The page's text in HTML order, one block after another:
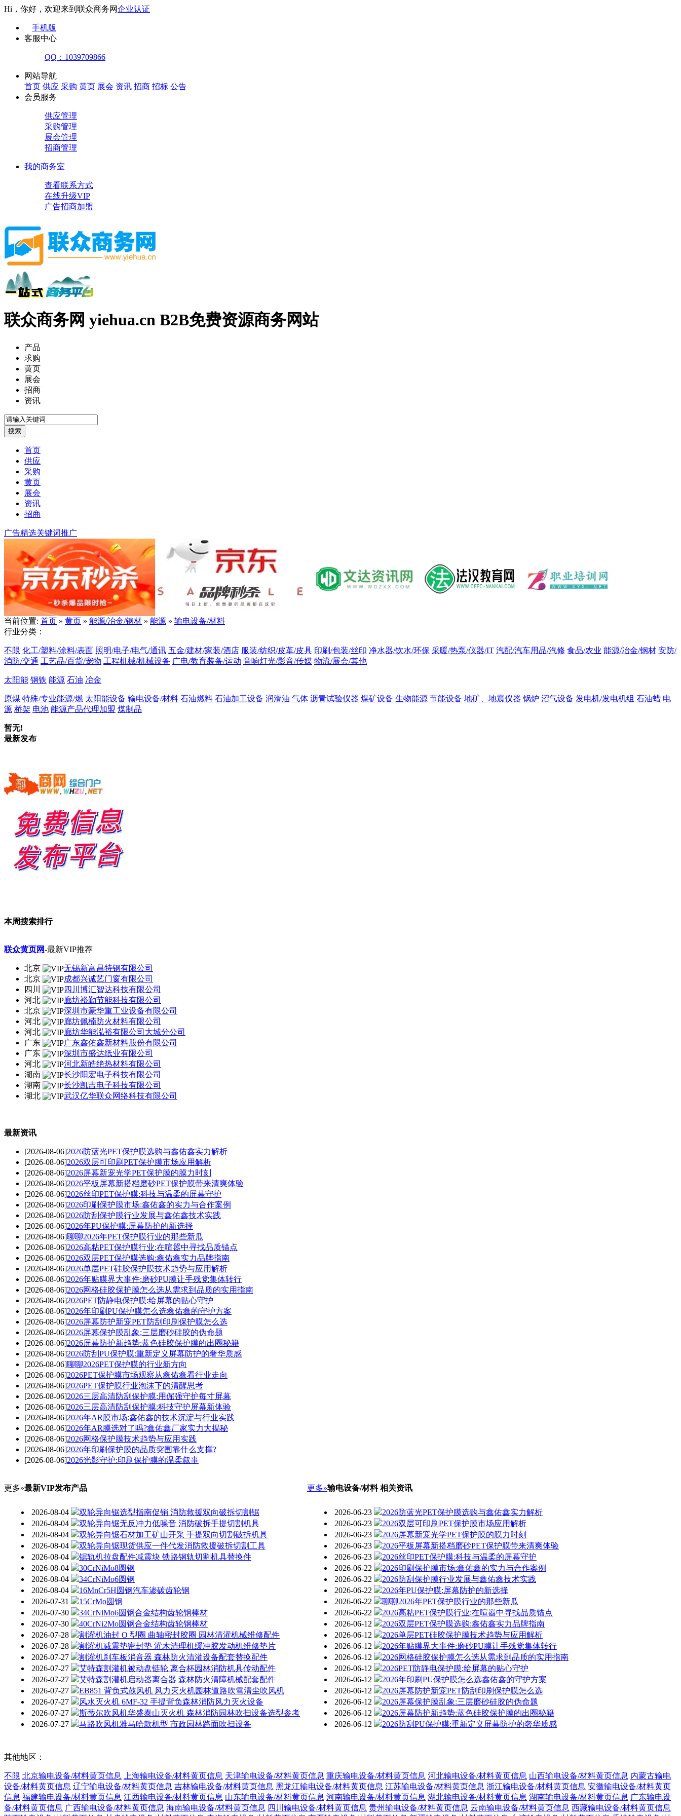
Hi，你好，欢迎来到联众商务网企业认证
手机版
客服中心
QQ：1039709866
网站导航
首页 供应 采购 黄页 展会 资讯 招商 招标 公告
会员服务
供应管理
采购管理
展会管理
招商管理
我的商务室
查看联系方式
在线升级VIP
广告招商加盟
联众商务网 yiehua.cn B2B免费资源商务网站
产品
求购
黄页
展会
招商
资讯
首页
供应
采购
黄页
展会
资讯
招商
广告精选关键词推广
当前位置: 首页 » 黄页 » 能源/冶金/钢材 » 能源 » 输电设备/材料
行业分类：
不限 化工/塑料/涂料/表面 照明/电子/电气/通讯 五金/建材/家装/酒店 服装/纺织/皮革/皮具 印刷/包装/丝印 净水器/饮水/环保 采暖/热泵/仪器/IT 汽配/汽车用品/汽修 食品/农业 能源/冶金/钢材 安防/
消防/交通 工艺品/百货/宠物 工程机械/机械设备 广电/教育装备/运动 音响灯光/影音/传媒 物流/展会/其他
太阳能 钢铁 能源 石油 冶金
原煤 特殊/专业能源/燃 太阳能设备 输电设备/材料 石油燃料 石油加工设备 润滑油 气体 沥青试验仪器 煤矿设备 生物能源 节能设备 地矿、地震仪器 锅炉 沼气设备 发电机/发电机组 石油蜡 电
源 桥架 电池 能源产品代理加盟 煤制品
暂无!
最新发布
本周搜索排行
联众黄页网-最新VIP推荐
北京
无锡新富昌特钢有限公司
北京
成都兴诚艺门窗有限公司
四川
四川博汇智达科技有限公司
河北
廊坊裕勤节能科技有限公司
北京
深圳市豪华重工业设备有限公司
河北
廊坊佩楠防火材料有限公司
河北
廊坊华能泓裕有限公司大城分公司
广东
广东鑫佑鑫新材料股份有限公司
广东
深圳市盛达纸业有限公司
河北
河北新皓绝热材料有限公司
湖南
长沙阳宏电子科技有限公司
湖南
长沙凯吉电子科技有限公司
湖北
武汉亿华联众网络科技有限公司
最新资讯
[2026-08-06]2026防蓝光PET保护膜选购与鑫佑鑫实力解析
[2026-08-06]2026双层可印刷PET保护膜市场应用解析
[2026-08-06]2026屏幕新宠光学PET保护膜的膜力时刻
[2026-08-06]2026平板屏幕新搭档磨砂PET保护膜带来清爽体验
[2026-08-06]2026丝印PET保护膜:科技与温柔的屏幕守护
[2026-08-06]2026印刷保护膜市场:鑫佑鑫的实力与合作案例
[2026-08-06]2026防刮保护膜行业发展与鑫佑鑫技术实践
[2026-08-06]2026年PU保护膜:屏幕防护的新选择
[2026-08-06]聊聊2026年PET保护膜行业的那些新瓜
[2026-08-06]2026高粘PET保护膜行业:在喧嚣中寻找品质锚点
[2026-08-06]2026双层PET保护膜选购:鑫佑鑫实力品牌指南
[2026-08-06]2026单层PET硅胶保护膜技术趋势与应用解析
[2026-08-06]2026年贴膜界大事件:磨砂PU膜让手残党集体转行
[2026-08-06]2026网格硅胶保护膜怎么选从需求到品质的实用指南
[2026-08-06]2026PET防静电保护膜:给屏幕的贴心守护
[2026-08-06]2026年印刷PU保护膜怎么选鑫佑鑫的守护方案
[2026-08-06]2026屏幕防护新宠PET防刮印刷保护膜怎么选
[2026-08-06]2026屏幕保护膜乱象:三层磨砂硅胶的伪命题
[2026-08-06]2026屏幕防护新趋势:蓝色硅胶保护膜的出圈秘籍
[2026-08-06]2026防刮PU保护膜:重新定义屏幕防护的奢华质感
[2026-08-06]聊聊2026PET保护膜的行业新方向
[2026-08-06]2026PET保护膜市场观察从鑫佑鑫看行业走向
[2026-08-06]2026PET保护膜行业泡沫下的清醒思考
[2026-08-06]2026三层高清防刮保护膜:用倔强守护每寸屏幕
[2026-08-06]2026三层高清防刮保护膜:科技守护屏幕新体验
[2026-08-06]2026年AR膜市场:鑫佑鑫的技术沉淀与行业实践
[2026-08-06]2026年AR膜选对了吗?鑫佑鑫厂家实力大揭秘
[2026-08-06]2026网格保护膜技术趋势与应用实践
[2026-08-06]2026年印刷保护膜的品质突围靠什么支撑?
[2026-08-06]2026光影守护:印刷保护膜的温柔叙事
更多»最新VIP发布产品
2026-08-04
双轮异向锯选型指南促销 消防救援双向破拆切割锯
2026-08-04
双轮异向锯无反冲力低噪音 消防破拆手提切割机具
2026-08-04
双轮异向锯石材加工矿山开采 手提双向切割破拆机具
2026-08-04
双轮异向锯现货供应一件代发消防救援破拆切割工具
2026-08-04
锯轨机拉盘配件减震块 铁路钢轨切割机具替换件
2026-08-04
30CrNiMo8圆钢
2026-08-04
34CrNiMo6圆钢
2026-08-04
16MnCr5H圆钢汽车渗碳齿轮钢
2026-07-31
15CrMo圆钢
2026-07-30
34CrNiMo6圆钢合金结构齿轮钢棒材
2026-07-30
40CrNi2Mo圆钢合金结构齿轮钢棒材
2026-07-28
割灌机油封 O 型圈 曲轴密封胶圈 园林清灌机械维修配件
2026-07-28
割灌机减震垫密封垫 灌木清理机缓冲胶发动机维修垫片
2026-07-27
割灌机刹车板消音器 森林防火清灌设备配套替换配件
2026-07-27
艾特森割灌机被动盘链轮 离合杯园林消防机具传动配件
2026-07-27
艾特森割灌机启动器离合器 森林防火清障机械配套配件
2026-07-27
EB851 背负式鼓风机 风力灭火机园林道路吹雪清尘吹风机
2026-07-27
风水灭火机 6MF-32 手提背负森林消防风力灭火设备
2026-07-27
斯蒂尔吹风机华盛泰山灭火机 森林消防园林吹扫设备选型参考
2026-07-27
马路吹风机雅马哈款机型 市政园林路面吹扫设备
更多»输电设备/材料 相关资讯
2026-06-23
2026防蓝光PET保护膜选购与鑫佑鑫实力解析
2026-06-23
2026双层可印刷PET保护膜市场应用解析
2026-06-23
2026屏幕新宠光学PET保护膜的膜力时刻
2026-06-23
2026平板屏幕新搭档磨砂PET保护膜带来清爽体验
2026-06-23
2026丝印PET保护膜:科技与温柔的屏幕守护
2026-06-22
2026印刷保护膜市场:鑫佑鑫的实力与合作案例
2026-06-22
2026防刮保护膜行业发展与鑫佑鑫技术实践
2026-06-22
2026年PU保护膜:屏幕防护的新选择
2026-06-22
聊聊2026年PET保护膜行业的那些新瓜
2026-06-22
2026高粘PET保护膜行业:在喧嚣中寻找品质锚点
2026-06-12
2026双层PET保护膜选购:鑫佑鑫实力品牌指南
2026-06-12
2026单层PET硅胶保护膜技术趋势与应用解析
2026-06-12
2026年贴膜界大事件:磨砂PU膜让手残党集体转行
2026-06-12
2026网格硅胶保护膜怎么选从需求到品质的实用指南
2026-06-12
2026PET防静电保护膜:给屏幕的贴心守护
2026-06-12
2026年印刷PU保护膜怎么选鑫佑鑫的守护方案
2026-06-12
2026屏幕防护新宠PET防刮印刷保护膜怎么选
2026-06-12
2026屏幕保护膜乱象:三层磨砂硅胶的伪命题
2026-06-12
2026屏幕防护新趋势:蓝色硅胶保护膜的出圈秘籍
2026-06-12
2026防刮PU保护膜:重新定义屏幕防护的奢华质感
其他地区：
不限 北京输电设备/材料黄页信息 上海输电设备/材料黄页信息 天津输电设备/材料黄页信息 重庆输电设备/材料黄页信息 河北输电设备/材料黄页信息 山西输电设备/材料黄页信息 内蒙古输电
设备/材料黄页信息 辽宁输电设备/材料黄页信息 吉林输电设备/材料黄页信息 黑龙江输电设备/材料黄页信息 江苏输电设备/材料黄页信息 浙江输电设备/材料黄页信息 安徽输电设备/材料黄页
信息 福建输电设备/材料黄页信息 江西输电设备/材料黄页信息 山东输电设备/材料黄页信息 河南输电设备/材料黄页信息 湖北输电设备/材料黄页信息 湖南输电设备/材料黄页信息 广东输电设
备/材料黄页信息 广西输电设备/材料黄页信息 海南输电设备/材料黄页信息 四川输电设备/材料黄页信息 贵州输电设备/材料黄页信息 云南输电设备/材料黄页信息 西藏输电设备/材料黄页信息